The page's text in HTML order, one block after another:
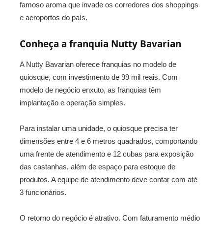
famoso aroma que invade os corredores dos shoppings
e aeroportos do país.
Conheça a franquia Nutty Bavarian
A Nutty Bavarian oferece franquias no modelo de
quiosque, com investimento de 99 mil reais. Com
modelo de negócio enxuto, as franquias têm
implantação e operação simples.
Para instalar uma unidade, o quiosque precisa ter
dimensões entre 4 e 6 metros quadrados, comportando
uma frente de atendimento e 12 cubas para exposição
das castanhas, além de espaço para estoque de
produtos. A equipe de atendimento deve contar com até
3 funcionários.
O retorno do negócio é atrativo. Com faturamento médio